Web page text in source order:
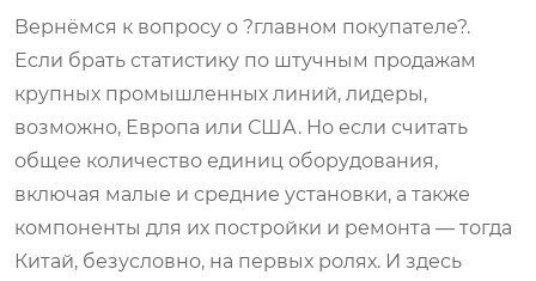
Вернёмся к вопросу о ?главном покупателе?.
Если брать статистику по штучным продажам
крупных промышленных линий, лидеры,
возможно, Европа или США. Но если считать
общее количество единиц оборудования,
включая малые и средние установки, а также
компоненты для их постройки и ремонта — тогда
Китай, безусловно, на первых ролях. И здесь